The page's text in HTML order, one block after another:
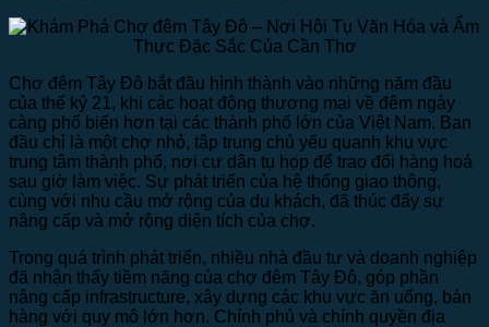
Chợ đêm Tây Đô bắt đầu hình thành vào những năm đầu
của thế kỷ 21, khi các hoạt động thương mại về đêm ngày
càng phổ biến hơn tại các thành phố lớn của Việt Nam. Ban
đầu chỉ là một chợ nhỏ, tập trung chủ yếu quanh khu vực
trung tâm thành phố, nơi cư dân tụ họp để trao đổi hàng hoá
sau giờ làm việc. Sự phát triển của hệ thống giao thông,
cùng với nhu cầu mở rộng của du khách, đã thúc đẩy sự
nâng cấp và mở rộng diện tích của chợ.
Trong quá trình phát triển, nhiều nhà đầu tư và doanh nghiệp
đã nhận thấy tiềm năng của chợ đêm Tây Đô, góp phần
nâng cấp infrastructure, xây dựng các khu vực ăn uống, bán
hàng với quy mô lớn hơn. Chính phủ và chính quyền địa